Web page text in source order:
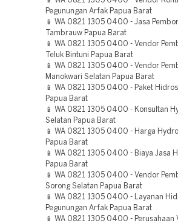
Pegunungan Arfak Papua Barat
📱 WA 0821 1305 0400 - Jasa
Tambrauw Papua Barat
📱 WA 0821 1305 0400 - Vendor
Teluk Bintuni Papua Barat
📱 WA 0821 1305 0400 - Vendor
Manokwari Selatan Papua Barat
📱 WA 0821 1305 0400 - Paket
Papua Barat
📱 WA 0821 1305 0400 - Konsultan
Selatan Papua Barat
📱 WA 0821 1305 0400 - Harga
Papua Barat
📱 WA 0821 1305 0400 - Biaya Jasa
Papua Barat
📱 WA 0821 1305 0400 - Vendor
Sorong Selatan Papua Barat
📱 WA 0821 1305 0400 - Layanan
Pegunungan Arfak Papua Barat
📱 WA 0821 1305 0400 -